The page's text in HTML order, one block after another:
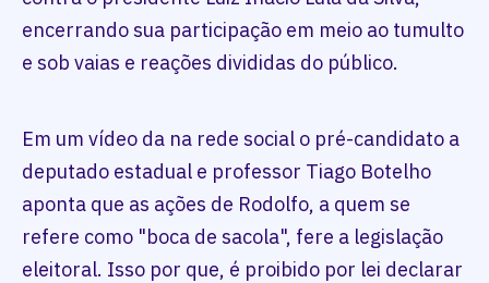
encerrando sua participação em meio ao tumulto
e sob vaias e reações divididas do público.
Em um vídeo da na rede social o pré-candidato a
deputado estadual e professor Tiago Botelho
aponta que as ações de Rodolfo, a quem se
refere como "boca de sacola", fere a legislação
eleitoral. Isso por que, é proibido por lei declarar